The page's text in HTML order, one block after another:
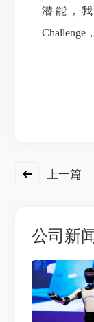
潜能，
Challenge
上一篇
公司新